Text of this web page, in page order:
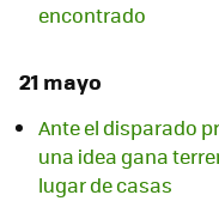
encontrado
21 mayo
Ante el disparado
una idea gana
lugar de casas